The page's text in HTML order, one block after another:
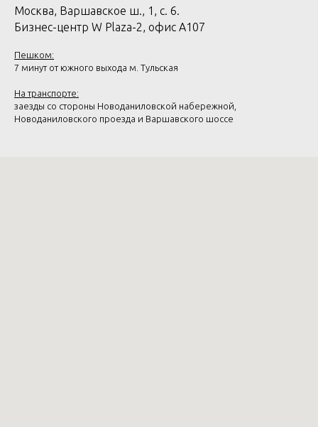
Москва, Варшавское ш., 1, с. 6.
Бизнес-центр W Plaza-2, офис А107
Пешком:
7 минут от южного выхода м. Тульская
На транспорте:
заезды со стороны Новоданиловской набережной,
Новоданиловского проезда и Варшавского шоссе